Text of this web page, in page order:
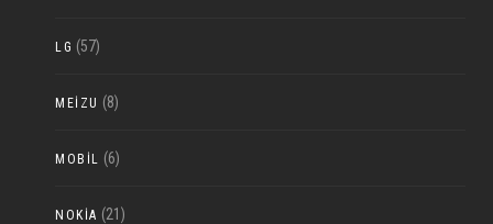
LG (57)
MEIZU (8)
MOBIL (6)
NOKIA (21)